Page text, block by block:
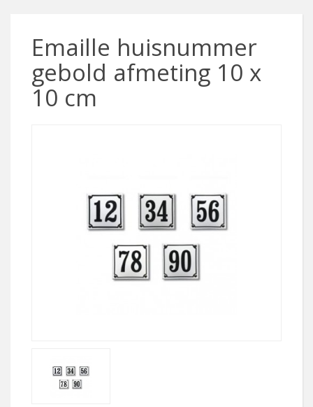
Emaille huisnummer
gebold afmeting 10 x
10 cm